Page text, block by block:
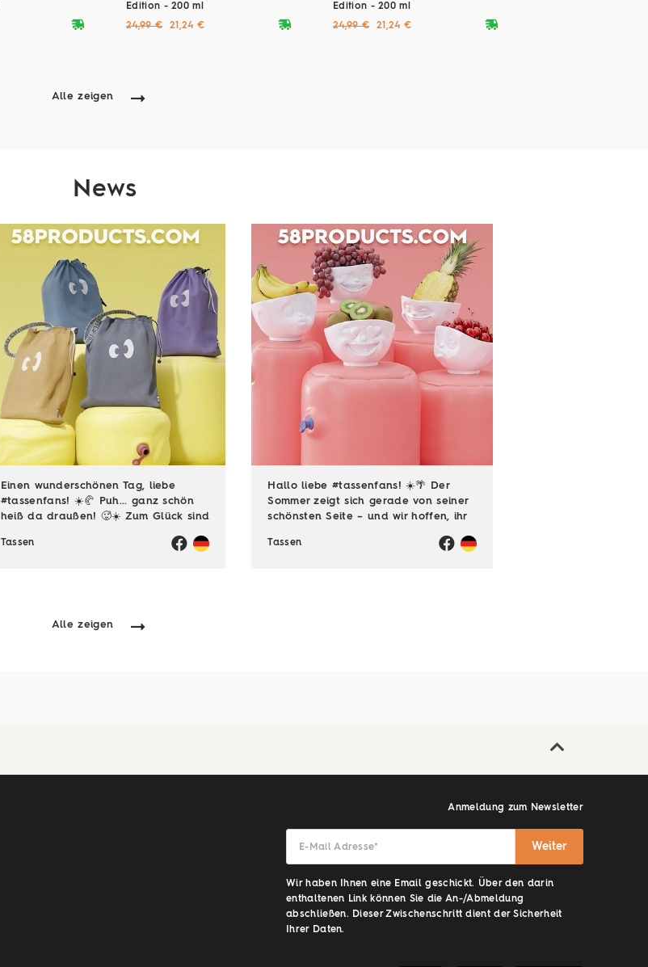
deliveryvan
Edition - 200 ml
deliveryvan
24,99 € 21,24 €
Edition - 200 ml
deliveryvan
24,99 € 21,24 €
Alle zeigen
News
Einen wunderschönen Tag, liebe
#tassenfans! ☀️🥐 Puh... ganz schön
heiß da draußen! 🥵☀️ Zum Glück sind
und haben endlich Zeit für die
Tassen
Hallo liebe #tassenfans! ☀️🌴 Der
Sommer zeigt sich gerade von seiner
schönsten Seite – und wir hoffen, ihr
😎☀️ Passend dazu läuft natürlich
Tassen
Alle zeigen
Anmeldung zum Newsletter
E-Mail Adresse* Weiter
Wir haben Ihnen eine Email geschickt. Über den darin
enthaltenen Link können Sie die An-/Abmeldung
abschließen. Dieser Zwischenschritt dient der Sicherheit
Ihrer Daten.